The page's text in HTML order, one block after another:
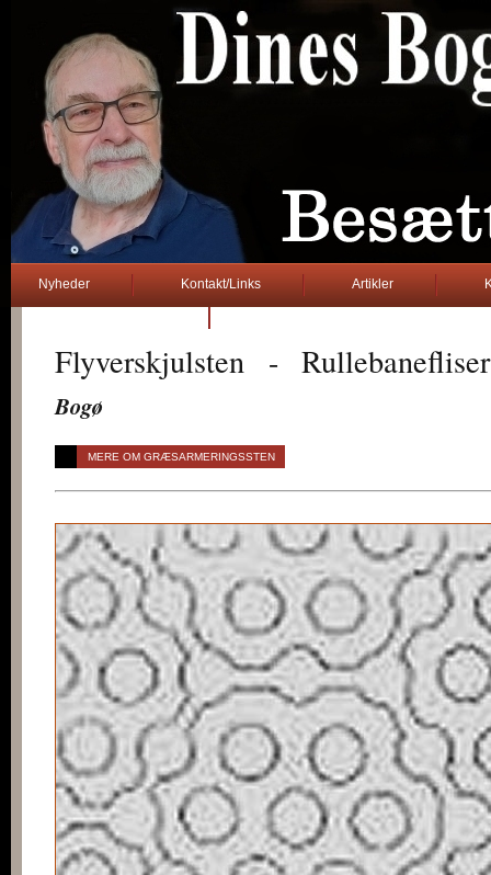
Nyheder Kontakt/Links Artikler
Flyverskjulsten - Rullebanefliser
Bogø
MERE OM GRÆSARMERINGSSTEN